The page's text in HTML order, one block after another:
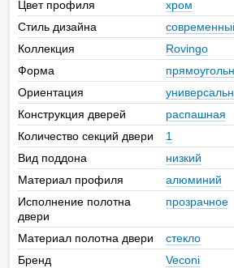
Цвет профиля
хром
Стиль дизайна
Коллекция
Rovingo
Форма
Ориентация
Конструкция дверей
распашная
Количество секций двери
1
Вид поддона
низкий
Материал профиля
алюминий
Исполнение полотна
двери
прозрачное
Материал полотна двери
стекло
Бренд
Veconi